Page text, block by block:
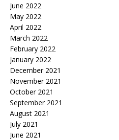
June 2022
May 2022
April 2022
March 2022
February 2022
January 2022
December 2021
November 2021
October 2021
September 2021
August 2021
July 2021
June 2021